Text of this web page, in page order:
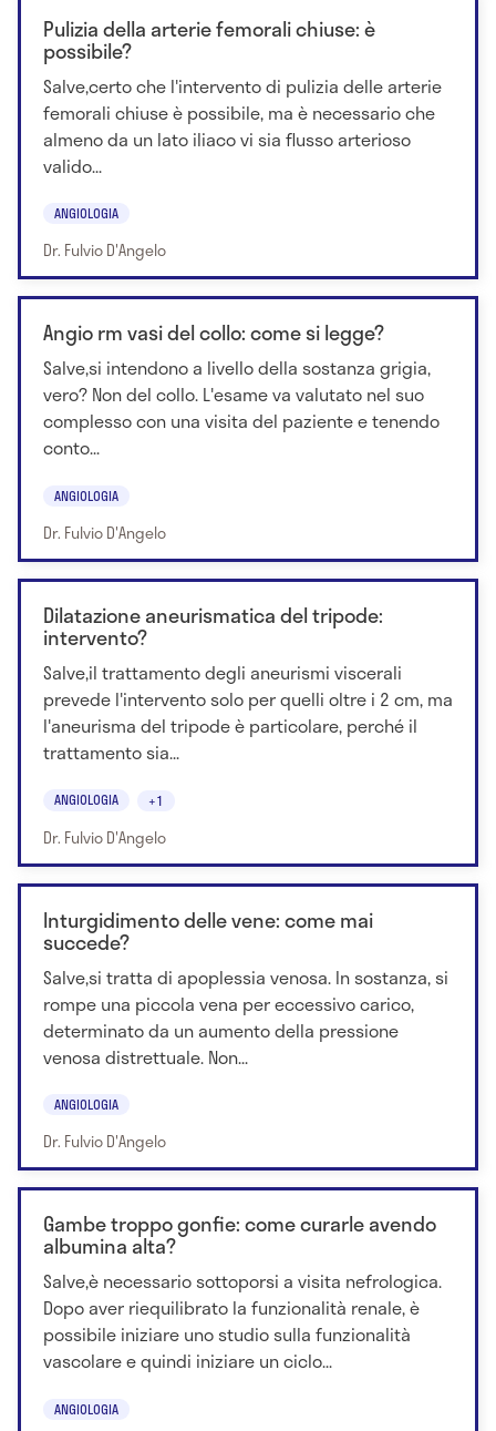
Pulizia della arterie femorali chiuse: è
possibile?
Salve,certo che l'intervento di pulizia delle arterie
femorali chiuse è possibile, ma è necessario che
almeno da un lato iliaco vi sia flusso arterioso
valido...
ANGIOLOGIA
Dr. Fulvio D'Angelo
Angio rm vasi del collo: come si legge?
Salve,si intendono a livello della sostanza grigia,
vero? Non del collo. L'esame va valutato nel suo
complesso con una visita del paziente e tenendo
conto...
ANGIOLOGIA
Dr. Fulvio D'Angelo
Dilatazione aneurismatica del tripode:
intervento?
Salve,il trattamento degli aneurismi viscerali
prevede l'intervento solo per quelli oltre i 2 cm, ma
l'aneurisma del tripode è particolare, perché il
trattamento sia...
ANGIOLOGIA +1
Dr. Fulvio D'Angelo
Inturgidimento delle vene: come mai
succede?
Salve,si tratta di apoplessia venosa. In sostanza, si
rompe una piccola vena per eccessivo carico,
determinato da un aumento della pressione
venosa distrettuale. Non...
ANGIOLOGIA
Dr. Fulvio D'Angelo
Gambe troppo gonfie: come curarle avendo
albumina alta?
Salve,è necessario sottoporsi a visita nefrologica.
Dopo aver riequilibrato la funzionalità renale, è
possibile iniziare uno studio sulla funzionalità
vascolare e quindi iniziare un ciclo...
ANGIOLOGIA